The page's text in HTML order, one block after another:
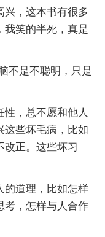
，这本书有很多
我笑的半死，真是
是不聪明，只是
，总不愿和他人
这些坏毛病，比如
改正。这些坏习
道理，比如怎样
考，怎样与人合作